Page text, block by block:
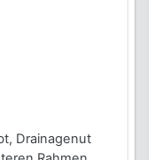
Drainagenut